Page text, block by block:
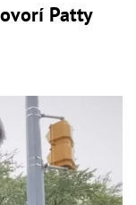
Patty